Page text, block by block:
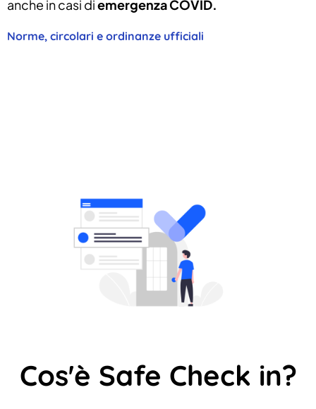
anche in casi diemergenza COVID.
Norme, circolari e ordinanze ufficiali
Cos'è Safe Check in?